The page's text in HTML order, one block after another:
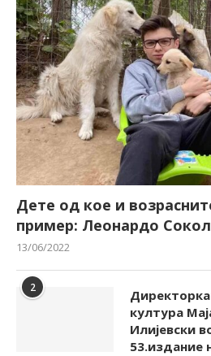
Дете од кое и
пример: Леонардо
13/06/2022
2
култура
Илијевски
53.издание